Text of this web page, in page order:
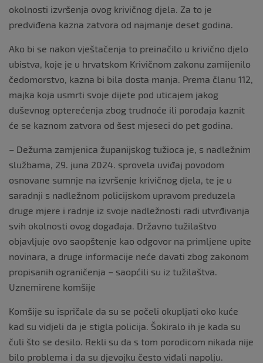
okolnosti izvršenja ovog krivičnog djela. Za to je
predviđena kazna zatvora od najmanje deset godina.
Ako bi se nakon vještačenja to preinačilo u krivično djelo
ubistva, koje je u hrvatskom Krivičnom zakonu zamijenilo
čedomorstvo, kazna bi bila dosta manja. Prema članu 112,
majka koja usmrti svoje dijete pod uticajem jakog
duševnog opterećenja zbog trudnoće ili porođaja kaznit
će se kaznom zatvora od šest mjeseci do pet godina.
– Dežurna zamjenica županijskog tužioca je, s nadležnim
službama, 29. juna 2024. sprovela uviđaj povodom
osnovane sumnje na izvršenje krivičnog djela, te je u
saradnji s nadležnom policijskom upravom preduzela
druge mjere i radnje iz svoje nadležnosti radi utvrđivanja
svih okolnosti ovog događaja. Državno tužilaštvo
objavljuje ovo saopštenje kao odgovor na primljene upite
novinara, a druge informacije neće davati zbog zakonom
propisanih ograničenja – saopćili su iz tužilaštva.
Uznemirene komšije
Komšije su ispričale da su se počeli okupljati oko kuće
kad su vidjeli da je stigla policija. Šokiralo ih je kada su
čuli što se desilo. Rekli su da s tom porodicom nikada nije
bilo problema i da su djevojku često viđali napolju.